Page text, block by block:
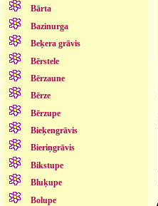
Bārta
Bazinurga
Beķera grāvis
Bērstele
Bērzaune
Bērze
Bērzupe
Bieķengrāvis
Bieriņgrāvis
Bikstupe
Bluķupe
Bolupe